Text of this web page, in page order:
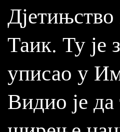
Таик. Ту је
уписао у
Видио је